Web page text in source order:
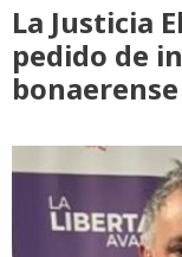
La Justicia
pedido de
bonaerense